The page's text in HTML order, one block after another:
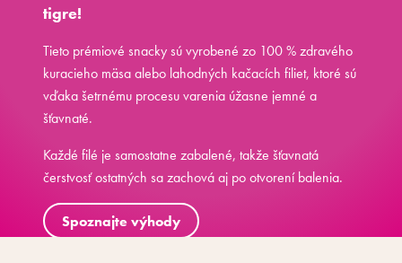
tigre!
Tieto prémiové snacky sú vyrobené zo 100 % zdravého
kuracieho mäsa alebo lahodných kačacích filiet, ktoré sú
vďaka šetrnému procesu varenia úžasne jemné a
šťavnaté.
Každé filé je samostatne zabalené, takže šťavnatá
čerstvosť ostatných sa zachová aj po otvorení balenia.
Spoznajte výhody